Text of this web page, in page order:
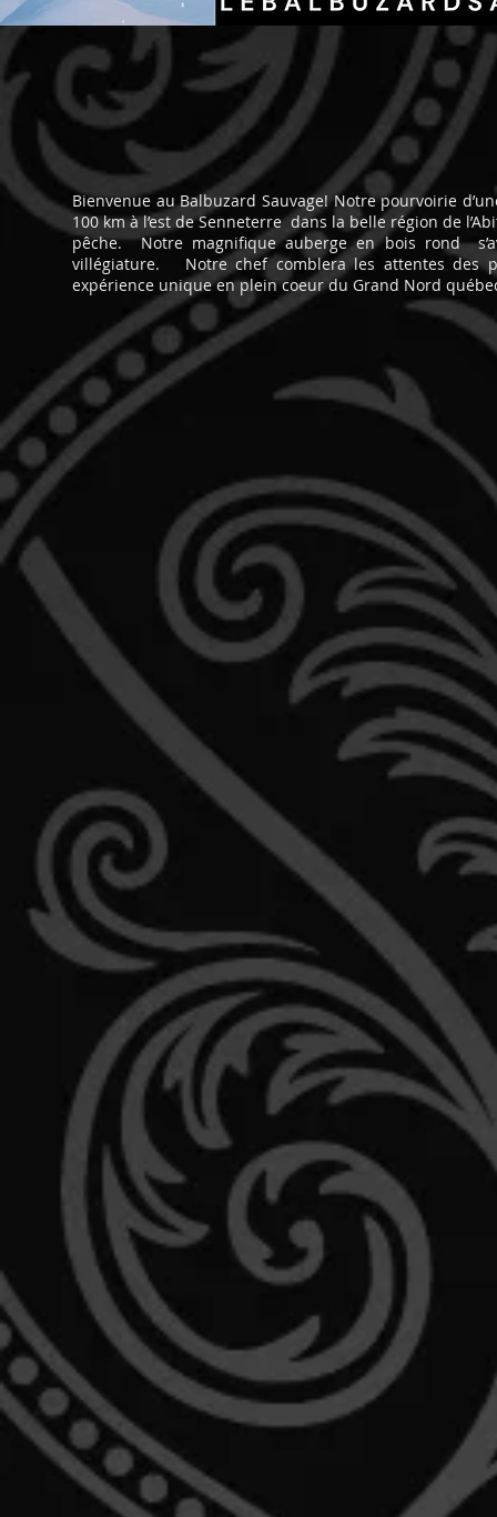
Bienvenue au Balbuzard Sauvage! Notre pourvoirie
100 km à l’est de Senneterre dans la belle région de
pêche. Notre magnifique auberge en bois rond
villégiature. Notre chef comblera les attentes des
expérience unique en plein coeur du Grand Nord